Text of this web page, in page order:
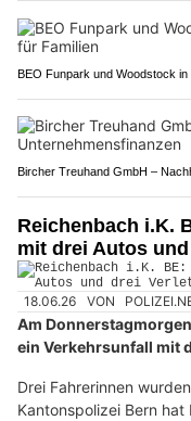
BEO Funpark und Woodstock
Bircher Treuhand GmbH –
Reichenbach i.K.
mit drei Autos
18.06.26 VON
Am
ein Verkehrsunfall mit
Drei Fahrerinnen
Kantonspolizei Bern